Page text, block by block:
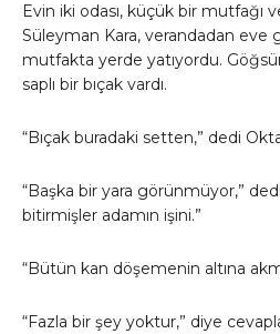
Evin iki odası, küçük bir mutfağı
Süleyman Kara, verandadan eve
mutfakta yerde yatıyordu.
saplı bir bıçak vardı.
“Bıçak buradaki setten,” dedi
“Başka bir yara görünmüyor,”
bitirmişler adamın işini.”
“Bütün kan döşemenin altına
“Fazla bir şey yoktur,” diye